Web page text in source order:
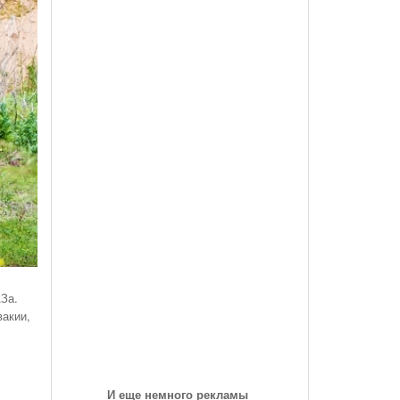
Года, На Трассе «Семеновская»
Южного Обхода Рязани
Дирекция Благоустройства Рязани Назвала Места
Где Выполняет Работы Днем 9 Июля
Вокзал "Рязань-1"
Все
Список Дилеров Рязанской Области
Участвующих В Программе По Утилизации
Старых Автомобилей
Обращение Министра Внутренних Дел
Российской Федерации Генерала Армии Рашида
Нургалиева К Участникам Дорожного
Движения...
Физические Упражнения Для Автоспортсменов
И еще немного рекламы